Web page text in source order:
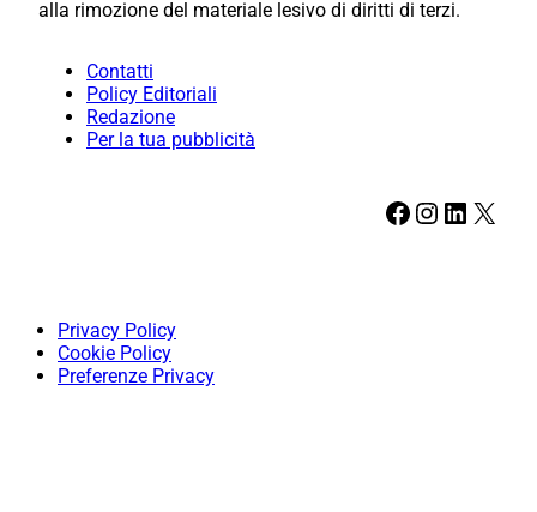
alla rimozione del materiale lesivo di diritti di terzi.
Contatti
Policy Editoriali
Redazione
Per la tua pubblicità
Facebook Instagram LinkedIn X
Privacy Policy
Cookie Policy
Preferenze Privacy